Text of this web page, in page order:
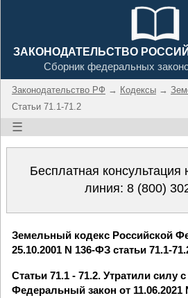
ЗАКОНОДАТЕЛЬСТВО
Сборник федеральных
Законодательство РФ → Кодексы →
Статьи 71.1-71.2
☰
Бесплатная консультация
линия: 8 (800)
Земельный кодекс Российской
25.10.2001 N 136-ФЗ статьи 71.1-
Статьи 71.1 - 71.2. Утратили силу
Федеральный закон от 11.06.2021